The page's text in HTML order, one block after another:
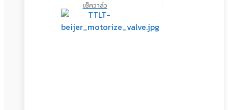
เช็ควาล์ว